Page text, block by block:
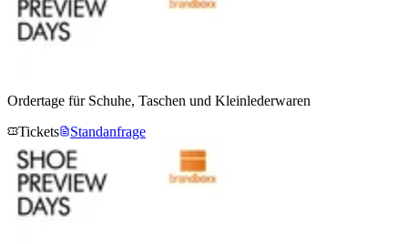
Ordertage für Schuhe, Taschen und Kleinlederwaren
Tickets
Standanfrage